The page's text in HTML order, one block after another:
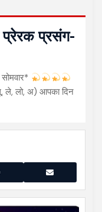
प्रसंग-
ले, लो, अ) आपका दिन